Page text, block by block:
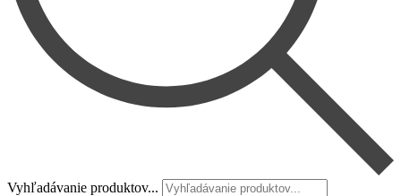
Vyhľadávanie produktov...